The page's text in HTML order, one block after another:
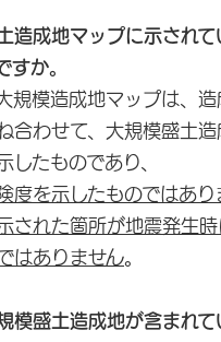
成地マップに示されて
すか。
規模造成地マップは、造
合わせて、大規模盛土造
したものであり、
度を示したものではあり
された箇所が地震発生
はありません。
盛土造成地が含まれて